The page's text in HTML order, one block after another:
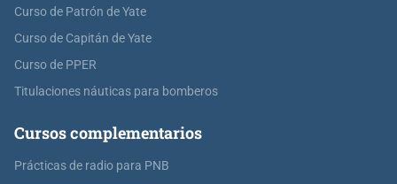
Curso de Patrón de Yate
Curso de Capitán de Yate
Curso de PPER
Titulaciones náuticas para bomberos
Cursos complementarios
Prácticas de radio para PNB